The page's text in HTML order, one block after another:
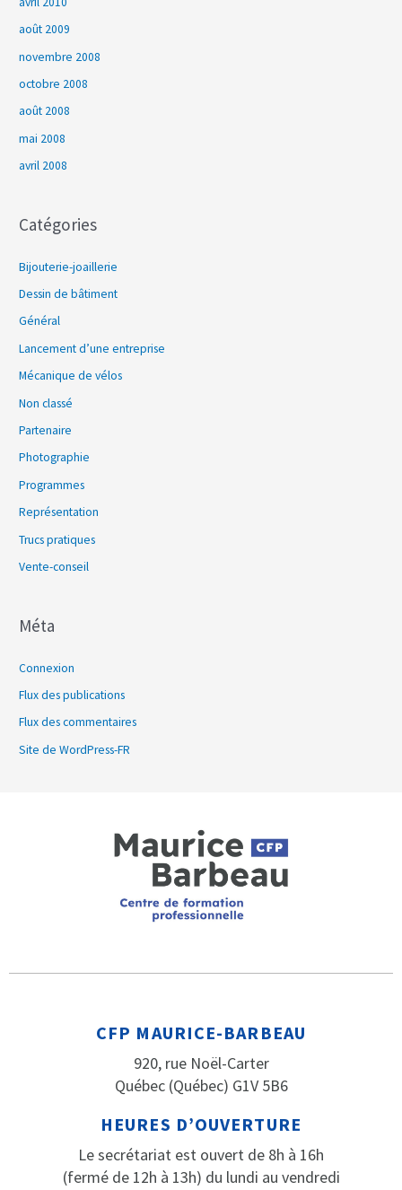
août 2009
novembre 2008
octobre 2008
août 2008
mai 2008
avril 2008
Catégories
Bijouterie-joaillerie
Dessin de bâtiment
Général
Lancement d’une entreprise
Mécanique de vélos
Non classé
Partenaire
Photographie
Programmes
Représentation
Trucs pratiques
Vente-conseil
Méta
Connexion
Flux des publications
Flux des commentaires
Site de WordPress-FR
CFP MAURICE-BARBEAU
920, rue Noël-Carter
Québec (Québec) G1V 5B6
HEURES D’OUVERTURE
Le secrétariat est ouvert de 8h à 16h
(fermé de 12h à 13h) du lundi au vendredi